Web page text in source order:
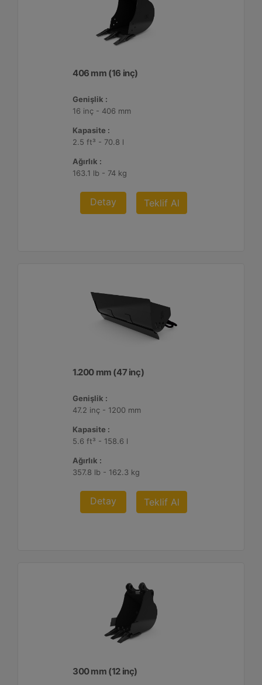
406 mm (16 inç)
Genişlik :
16 inç - 406 mm
Kapasite :
2.5 ft³ - 70.8 l
Ağırlık :
163.1 lb - 74 kg
Detay Teklif Al
1.200 mm (47 inç)
Genişlik :
47.2 inç - 1200 mm
Kapasite :
5.6 ft³ - 158.6 l
Ağırlık :
357.8 lb - 162.3 kg
Detay Teklif Al
300 mm (12 inç)